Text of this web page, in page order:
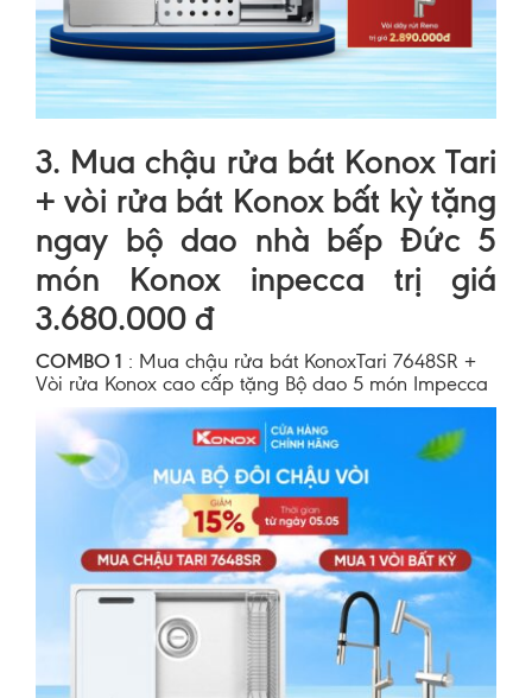
3. Mua chậu rửa bát Konox Tari
+ vòi rửa bát Konox bất kỳ tặng
ngay bộ dao nhà bếp Đức 5
món Konox inpecca trị giá
3.680.000 đ
COMBO 1 : Mua chậu rửa bát KonoxTari 7648SR +
Vòi rửa Konox cao cấp tặng Bộ dao 5 món Impecca